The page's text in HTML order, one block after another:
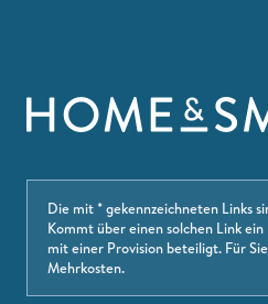
Die mit * gekennzeichneten Links
Kommt über einen solchen Link
mit einer Provision beteiligt. Für
Mehrkosten.